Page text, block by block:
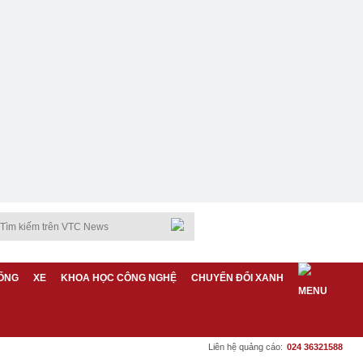
XE KHOA HỌC CÔNG NGHỆ CHUYỂN ĐỔI XANH
Liên hệ quảng cáo: 024 36321588